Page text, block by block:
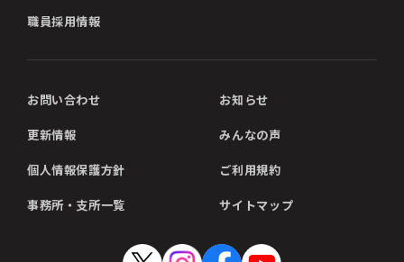
職員採用情報
お問い合わせ お知らせ
更新情報 みんなの声
個人情報保護方針 ご利用規約
事務所・支所一覧 サイトマップ